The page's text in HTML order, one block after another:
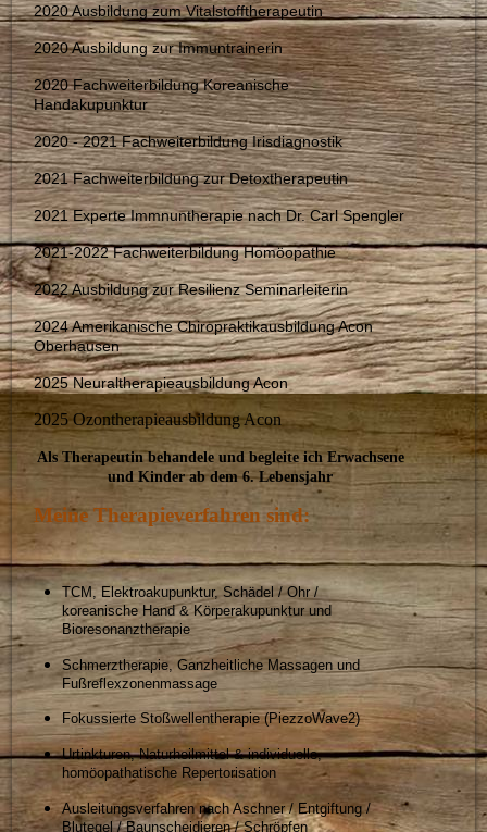
2020 Ausbildung zum Vitalstofftherapeutin
2020 Ausbildung zur Immuntrainerin
2020 Fachweiterbildung Koreanische
Handakupunktur
2020 - 2021 Fachweiterbildung Irisdiagnostik
2021 Fachweiterbildung zur Detoxtherapeutin
2021 Experte Immnuntherapie nach Dr. Carl Spengler
2021-2022 Fachweiterbildung Homöopathie
2022 Ausbildung zur Resilienz Seminarleiterin
2024 Amerikanische Chiropraktikausbildung Acon
Oberhausen
2025 Neuraltherapieausbildung Acon
2025 Ozontherapieausbildung Acon
Als Therapeutin behandele und begleite ich Erwachsene
und Kinder ab dem 6. Lebensjahr
Meine Therapieverfahren sind:
TCM, Elektroakupunktur, Schädel / Ohr /
koreanische Hand & Körperakupunktur und
Bioresonanztherapie
Schmerztherapie, Ganzheitliche Massagen und
Fußreflexzonenmassage
Fokussierte Stoßwellentherapie (PiezzoWave2)
Urtinkturen, Naturheilmittel & individuelle,
homöopathatische Repertorisation
Ausleitungsverfahren nach Aschner / Entgiftung /
Blutegel / Baunscheidieren / Schröpfen